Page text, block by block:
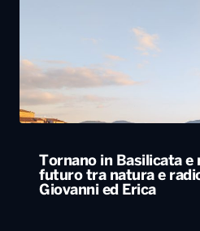
Tornano in Basilicata
futuro tra natura e
Giovanni ed Erica